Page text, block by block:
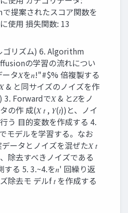
提案されたスコア関数を
使⽤ 損失関数: 13
ゴリズム) 6. Algorithm
の学習の流れについ
ータ𝑋を𝑛!"#$% 倍複製する
& と同サイズのノイズを作
3. Forwardで𝑋 & と𝑍をノ
の作 成(𝑋 𝑡 , 𝑌(𝑡))と、ノイ
う ⽬的変数を作成する 4.
モデルを学習する。なお
ータとノイズを混ぜた𝑋 𝑡
除去すべきノイズである
する 5. 3.~4.を𝑛' 回繰り返
除去モ デルf 𝑡 を作成する